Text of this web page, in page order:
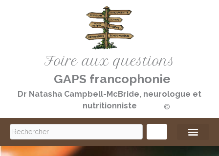
Foire aux questions
GAPS francophonie
Dr Natasha Campbell-McBride, neurologue et
nutritionniste
©️
S
e